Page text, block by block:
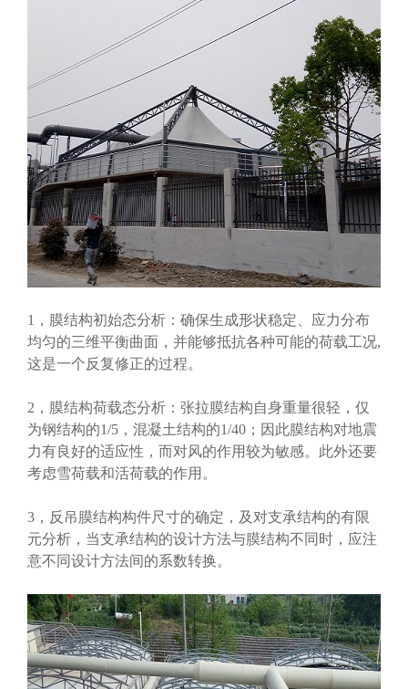
1，膜结构初始态分析：确保生成形状稳定、应力分布
均匀的三维平衡曲面，并能够抵抗各种可能的荷载工况,
这是一个反复修正的过程。
2，膜结构荷载态分析：张拉膜结构自身重量很轻，仅
为钢结构的1/5，混凝土结构的1/40；因此膜结构对地震
力有良好的适应性，而对风的作用较为敏感。此外还要
考虑雪荷载和活荷载的作用。
3，反吊膜结构构件尺寸的确定，及对支承结构的有限
元分析，当支承结构的设计方法与膜结构不同时，应注
意不同设计方法间的系数转换。